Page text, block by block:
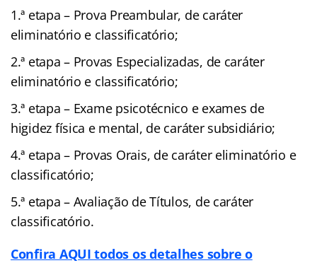
1.ª etapa – Prova Preambular, de caráter
eliminatório e classificatório;
2.ª etapa – Provas Especializadas, de caráter
eliminatório e classificatório;
3.ª etapa – Exame psicotécnico e exames de
higidez física e mental, de caráter subsidiário;
4.ª etapa – Provas Orais, de caráter eliminatório e
classificatório;
5.ª etapa – Avaliação de Títulos, de caráter
classificatório.
Confira AQUI todos os detalhes sobre o